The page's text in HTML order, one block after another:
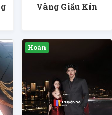
Vàng Giấu Kín